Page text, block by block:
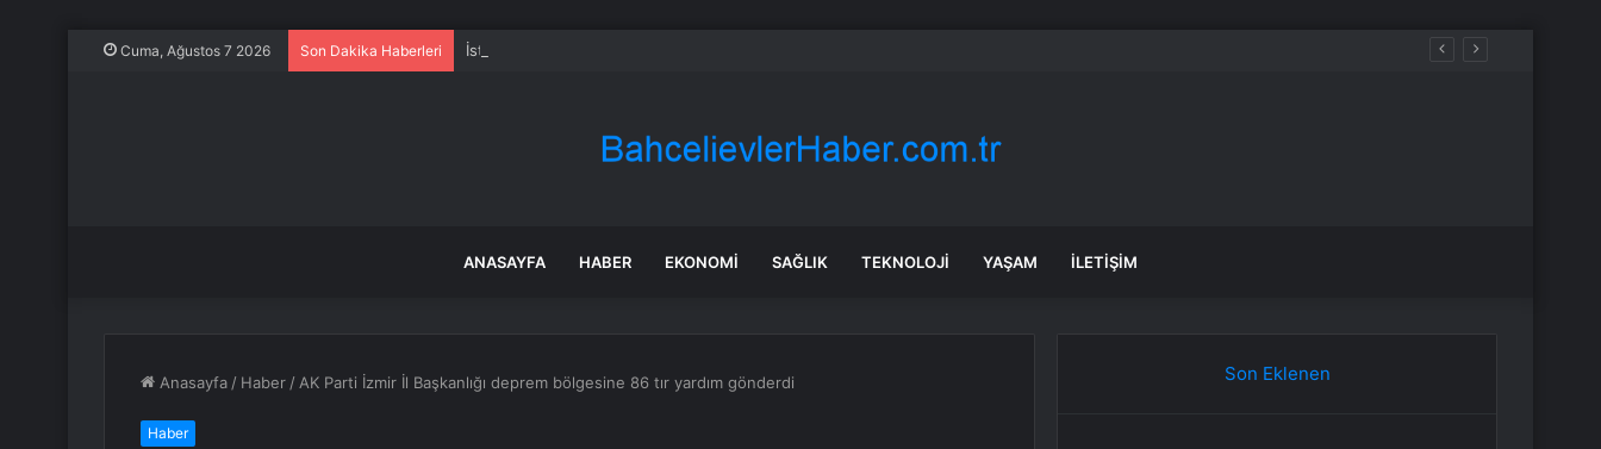
Cuma, Ağustos 7 2026 Son Dakika Haberleri İstanbul KADIKÖY su kesintisi! 22-23 Temmuz İSKİ Kadıköy su kesintisi ne zaman bitecek, sular ne zaman gelecek?
ANASAYFA HABER EKONOMI SAĞLIK TEKNOLOJI YAŞAM İLETIŞIM
Anasayfa / Haber / AK Parti İzmir İl Başkanlığı deprem bölgesine 86 tır yardım gönderdi
Haber
Son Eklenen